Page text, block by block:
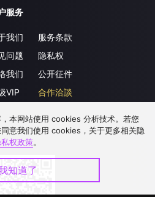
服务
我们
问题
我们
VIP
服务条款
隐私权
公开征件
合作洽談
本网站使用 cookies 分析技术。若您
意我们使用 cookies，关于更多相关隐
权政策。
知道了